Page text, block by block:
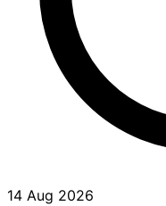
14 Aug 2026